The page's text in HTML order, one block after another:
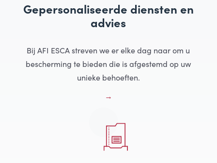
Gepersonaliseerde diensten en
advies
Bij AFI ESCA streven we er elke dag naar om u
bescherming te bieden die is afgestemd op uw
unieke behoeften.